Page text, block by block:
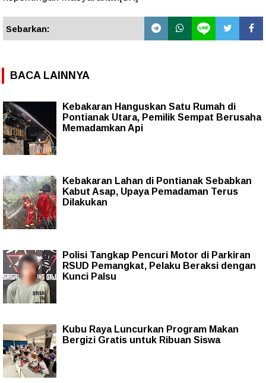
Sebarkan:
BACA LAINNYA
Kebakaran Hanguskan Satu Rumah di
Pontianak Utara, Pemilik Sempat Berusaha
Memadamkan Api
Kebakaran Lahan di Pontianak Sebabkan
Kabut Asap, Upaya Pemadaman Terus
Dilakukan
Polisi Tangkap Pencuri Motor di Parkiran
RSUD Pemangkat, Pelaku Beraksi dengan
Kunci Palsu
Kubu Raya Luncurkan Program Makan
Bergizi Gratis untuk Ribuan Siswa